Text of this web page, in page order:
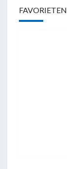
FAVORIETEN